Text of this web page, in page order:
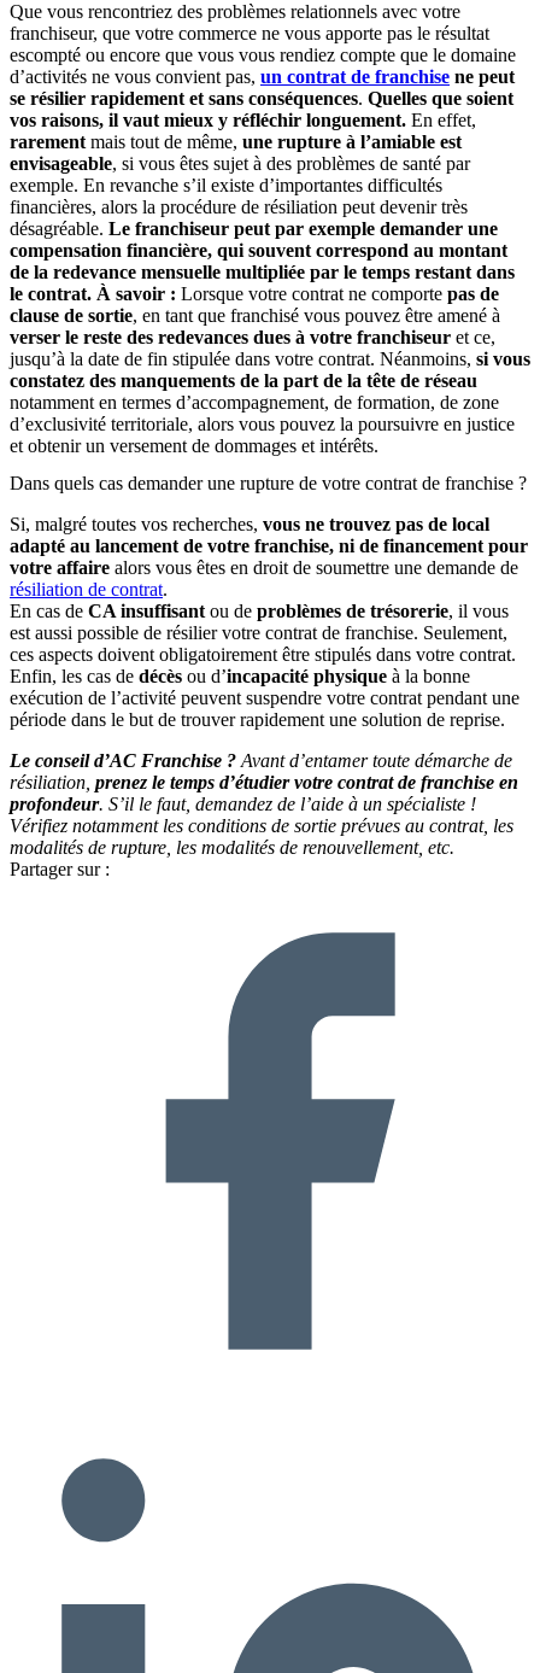
Que vous rencontriez des problèmes relationnels avec votre
franchiseur, que votre commerce ne vous apporte pas le résultat
escompté ou encore que vous vous rendiez compte que le domaine
d’activités ne vous convient pas, un contrat de franchise ne peut
se résilier rapidement et sans conséquences. Quelles que soient
vos raisons, il vaut mieux y réfléchir longuement. En effet,
rarement mais tout de même, une rupture à l’amiable est
envisageable, si vous êtes sujet à des problèmes de santé par
exemple. En revanche s’il existe d’importantes difficultés
financières, alors la procédure de résiliation peut devenir très
désagréable. Le franchiseur peut par exemple demander une
compensation financière, qui souvent correspond au montant
de la redevance mensuelle multipliée par le temps restant dans
le contrat. À savoir : Lorsque votre contrat ne comporte pas de
clause de sortie, en tant que franchisé vous pouvez être amené à
verser le reste des redevances dues à votre franchiseur et ce,
jusqu’à la date de fin stipulée dans votre contrat. Néanmoins, si vous
constatez des manquements de la part de la tête de réseau
notamment en termes d’accompagnement, de formation, de zone
d’exclusivité territoriale, alors vous pouvez la poursuivre en justice
et obtenir un versement de dommages et intérêts.
Dans quels cas demander une rupture de votre contrat de franchise ?
Si, malgré toutes vos recherches, vous ne trouvez pas de local
adapté au lancement de votre franchise, ni de financement pour
votre affaire alors vous êtes en droit de soumettre une demande de
résiliation de contrat.
En cas de CA insuffisant ou de problèmes de trésorerie, il vous
est aussi possible de résilier votre contrat de franchise. Seulement,
ces aspects doivent obligatoirement être stipulés dans votre contrat.
Enfin, les cas de décès ou d’incapacité physique à la bonne
exécution de l’activité peuvent suspendre votre contrat pendant une
période dans le but de trouver rapidement une solution de reprise.
Le conseil d’AC Franchise ? Avant d’entamer toute démarche de
résiliation, prenez le temps d’étudier votre contrat de franchise en
profondeur. S’il le faut, demandez de l’aide à un spécialiste !
Vérifiez notamment les conditions de sortie prévues au contrat, les
modalités de rupture, les modalités de renouvellement, etc.
Partager sur :